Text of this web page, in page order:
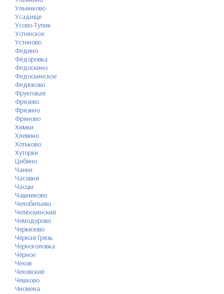
Ульянково
Усадище
Усово-Тупик
Успенское
Устиново
Федино
Фёдоровка
Федоскино
Федоскинское
Федюково
Фруктовая
Фрязево
Фрязино
Фряново
Химки
Хлевино
Хотьково
Хуторки
Цибино
Чанки
Часовня
Часцы
Чашниково
Челобитьево
Челюскинский
Чемодурово
Черкизово
Чёрная Грязь
Черноголовка
Чёрное
Чехов
Чеховский
Чешково
Чисмена